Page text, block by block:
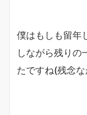
僕はもしも留年
しながら残りの
たですね(残念な